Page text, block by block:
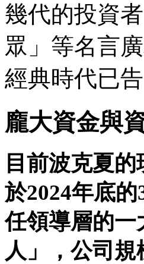
幾代的投資
眾」等名言
經典時代已告
龐大資金與
目前波克夏
於2024年底
任領導層的一
人」，公司